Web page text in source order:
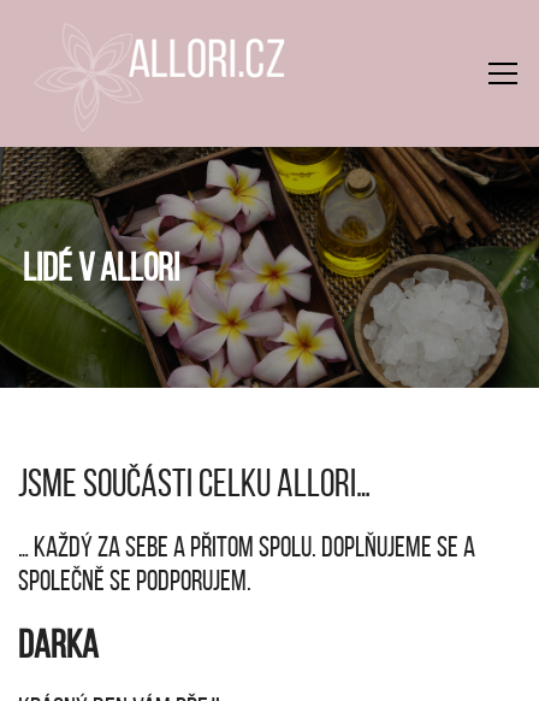
LIDÉ V ALLORI
JSME SOUČÁSTI CELKU ALLORI…
… KAŽDÝ ZA SEBE A PŘITOM SPOLU. DOPLŇUJEME SE A
SPOLEČNĚ SE PODPORUJEM.
DARKA